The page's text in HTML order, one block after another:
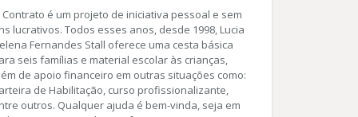
Contrato é um projeto de iniciativa pessoal e sem
lucrativos. Todos esses anos, desde 1998, Lucia
Fernandes Stall oferece uma cesta básica
seis famílias e material escolar às crianças,
de apoio financeiro em outras situações como:
de Habilitação, curso profissionalizante,
outros. Qualquer ajuda é bem-vinda, seja em